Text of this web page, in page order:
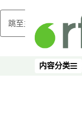
跳至主内容
内容分类
内容分类